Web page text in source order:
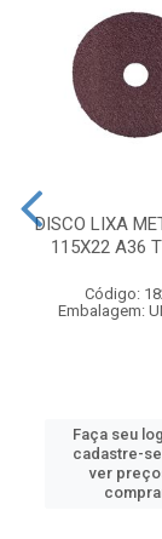
DISCO LIXA
115X22 A36
Código:
Embalagem:
Faça seu
cadastre-
ver